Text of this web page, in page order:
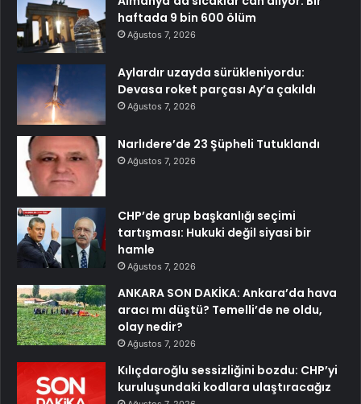
haftada 9 bin 600 ölüm
Ağustos 7, 2026
Aylardır uzayda sürükleniyordu:
Devasa roket parçası Ay’a çakıldı
Ağustos 7, 2026
Narlıdere’de 23 Şüpheli Tutuklandı
Ağustos 7, 2026
CHP’de grup başkanlığı seçimi
tartışması: Hukuki değil siyasi bir
hamle
Ağustos 7, 2026
ANKARA SON DAKİKA: Ankara’da hava
aracı mı düştü? Temelli’de ne oldu,
olay nedir?
Ağustos 7, 2026
Kılıçdaroğlu sessizliğini bozdu: CHP’yi
kuruluşundaki kodlara ulaştıracağız